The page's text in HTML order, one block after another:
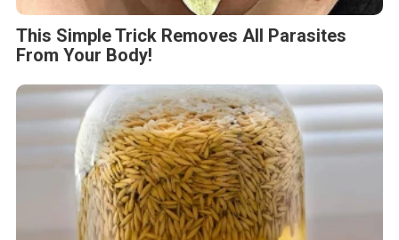
This Simple Trick Removes All Parasites
From Your Body!